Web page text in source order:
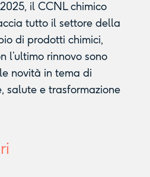
il CCNL chimico
tutto il settore della
di prodotti chimici,
l’ultimo rinnovo sono
novità in tema di
salute e trasformazione